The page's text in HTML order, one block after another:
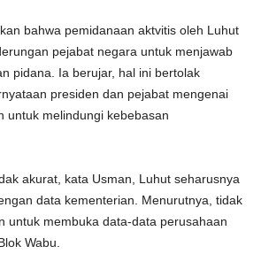
bahwa pemidanaan aktvitis oleh Luhut
pejabat negara untuk menjawab
pidana. Ia berujar, hal ini bertolak
presiden dan pejabat mengenai
untuk melindungi kebebasan
akurat, kata Usman, Luhut seharusnya
data kementerian. Menurutnya, tidak
untuk membuka data-data perusahaan
Wabu.